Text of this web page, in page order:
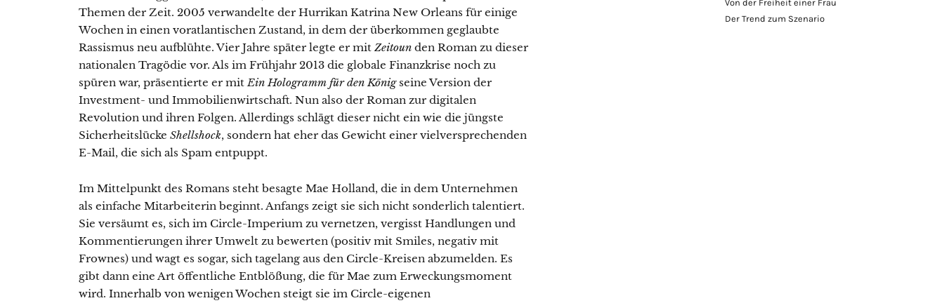
Themen der Zeit. 2005 verwandelte der Hurrikan Katrina New Orleans für einige
Wochen in einen voratlantischen Zustand, in dem der überkommen geglaubte
Rassismus neu aufblühte. Vier Jahre später legte er mit Zeitoun den Roman zu dieser
nationalen Tragödie vor. Als im Frühjahr 2013 die globale Finanzkrise noch zu
spüren war, präsentierte er mitEin Hologramm für den König seine Version der
Investment- und Immobilienwirtschaft. Nun also der Roman zur digitalen
Revolution und ihren Folgen. Allerdings schlägt dieser nicht ein wie die jüngste
Sicherheitslücke Shellshock, sondern hat eher das Gewicht einer vielversprechenden
E-Mail, die sich als Spam entpuppt.
Im Mittelpunkt des Romans steht besagte Mae Holland, die in dem Unternehmen
als einfache Mitarbeiterin beginnt. Anfangs zeigt sie sich nicht sonderlich talentiert.
Sie versäumt es, sich im Circle-Imperium zu vernetzen, vergisst Handlungen und
Kommentierungen ihrer Umwelt zu bewerten (positiv mit Smiles, negativ mit
Frownes) und wagt es sogar, sich tagelang aus den Circle-Kreisen abzumelden. Es
gibt dann eine Art öffentliche Entblößung, die für Mae zum Erweckungsmoment
wird. Innerhalb von wenigen Wochen steigt sie im Circle-eigenen
Von der Freiheit einer Frau
Der Trend zum Szenario